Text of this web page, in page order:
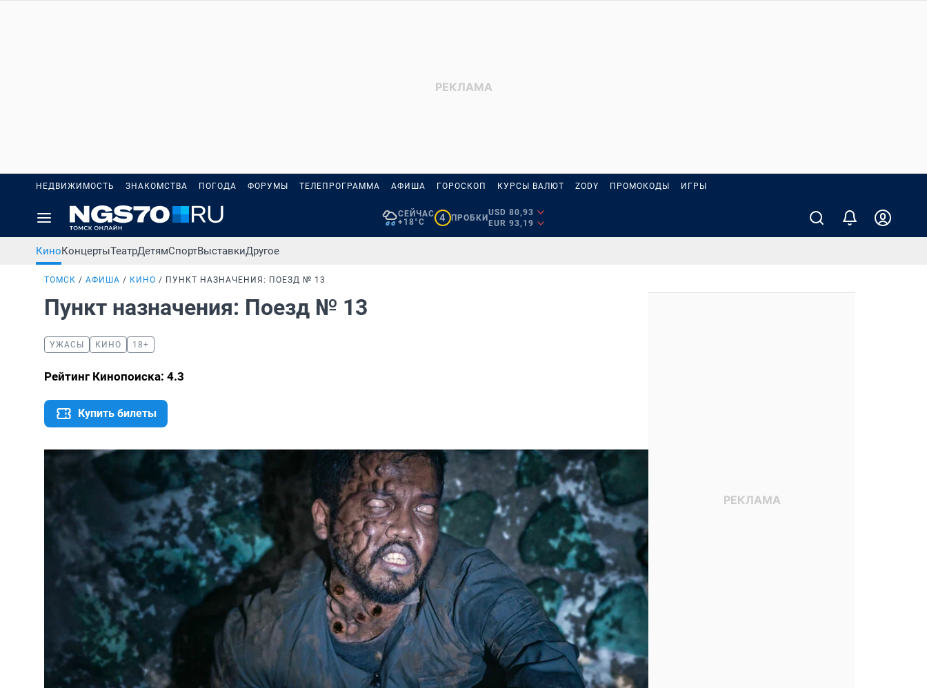
НЕДВИЖИМОСТЬ ЗНАКОМСТВА ПОГОДА ФОРУМЫ ТЕЛЕПРОГРАММА АФИША ГОРОСКОП КУРСЫ ВАЛЮТ ZODY ПРОМОКОДЫ ИГРЫ
СЕЙЧАС
+18°C
4 ПРОБКИ
USD 80,93
EUR 93,19
КиноКонцертыТеатрДетямСпортВыставкиДругое
ТОМСК АФИША КИНО ПУНКТ НАЗНАЧЕНИЯ: ПОЕЗД № 13
Пункт назначения: Поезд № 13
УЖАСЫ КИНО 18+
Рейтинг Кинопоиска: 4.3
Купить билеты